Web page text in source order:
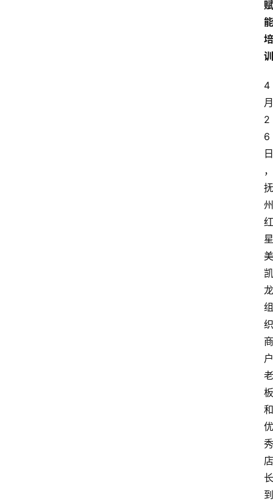
赋
能
培
训
4
月
2
6
日
，
抚
州
红
星
美
凯
龙
组
织
商
户
老
板
和
优
秀
店
长
到